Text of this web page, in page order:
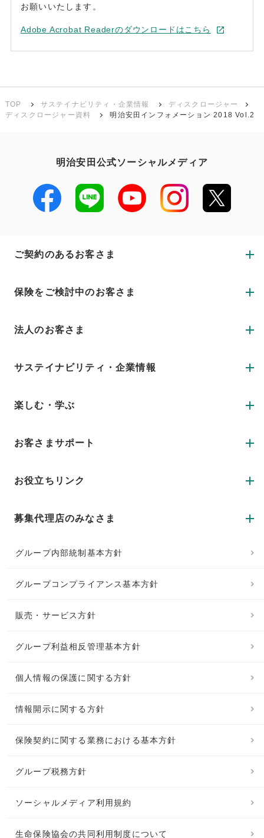
お願いいたします。
Adobe Acrobat Readerのダウンロードはこちら
TOP サステイナビリティ・企業情報
ディスクロージャー
ディスクロージャー資料
明治安田インフォメーション 2018 Vol.2
明治安田公式ソーシャルメディア
ご契約のあるお客さま
保険をご検討中のお客さま
法人のお客さま
サステイナビリティ・企業情報
楽しむ・学ぶ
お客さまサポート
お役立ちリンク
募集代理店のみなさま
グループ内部統制基本方針
グループコンプライアンス基本方針
販売・サービス方針
グループ利益相反管理基本方針
個人情報の保護に関する方針
情報開示に関する方針
保険契約に関する業務における基本方針
グループ税務方針
ソーシャルメディア利用規約
生命保険協会の共同利用制度について